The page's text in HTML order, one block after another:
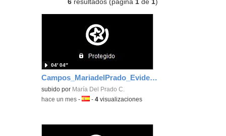
6 resultados (página1 de1)
Campos_MariadelPrado_EvidenciaArea_6
subido por María Del Prado C.
04′ 04″
-hace un mes -Idioma:
-4 visualizaciones